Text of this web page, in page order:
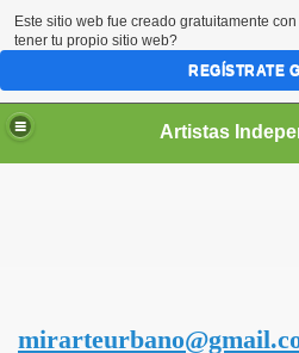
Este sitio web fue creado gratuitamente con
tener tu propio sitio web?
REGÍSTRATE